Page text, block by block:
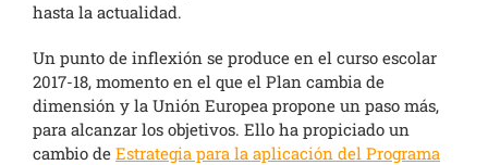
hasta la actualidad.
Un punto de inflexión se produce en el curso escolar
2017-18, momento en el que el Plan cambia de
dimensión y la Unión Europea propone un paso más,
para alcanzar los objetivos. Ello ha propiciado un
cambio de Estrategia para la aplicación del Programa